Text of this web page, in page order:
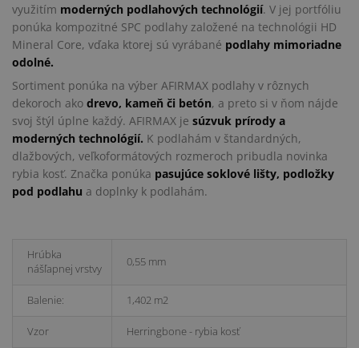
využitím moderných podlahových technológií. V jej portfóliu
ponúka kompozitné SPC podlahy založené na technológii HD
Mineral Core, vďaka ktorej sú vyrábané podlahy mimoriadne
odolné.
Sortiment ponúka na výber AFIRMAX podlahy v rôznych
dekoroch ako drevo, kameň či betón, a preto si v ňom nájde
svoj štýl úplne každý. AFIRMAX je súzvuk prírody a
moderných technológií. K podlahám v štandardných,
dlažbových, veľkoformátových rozmeroch pribudla novinka
rybia kosť. Značka ponúka pasujúce soklové lišty, podložky
pod podlahu a doplnky k podlahám.
Hrúbka
nášľapnej vrstvy
0,55 mm
Balenie: 1,402 m2
Vzor Herringbone - rybia kosť